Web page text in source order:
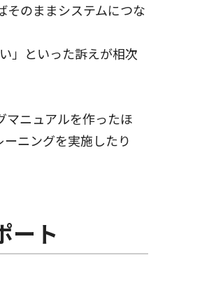
そのままシステムにつな
」といった訴えが相次
マニュアルを作ったほ
ニングを実施したり
ート